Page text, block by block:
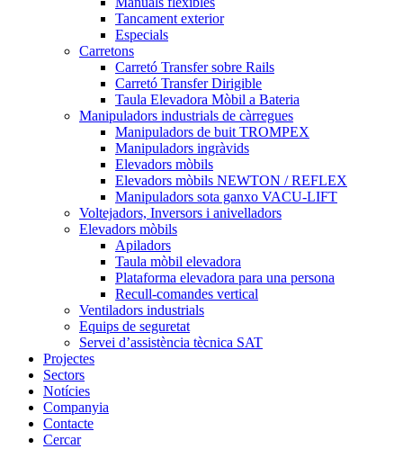
Tancament exterior
Especials
Carretons
Carretó Transfer sobre Rails
Carretó Transfer Dirigible
Taula Elevadora Mòbil a Bateria
Manipuladors industrials de càrregues
Manipuladors de buit TROMPEX
Manipuladors ingràvids
Elevadors mòbils
Elevadors mòbils NEWTON / REFLEX
Manipuladors sota ganxo VACU-LIFT
Voltejadors, Inversors i anivelladors
Elevadors mòbils
Apiladors
Taula mòbil elevadora
Plataforma elevadora para una persona
Recull-comandes vertical
Ventiladors industrials
Equips de seguretat
Servei d’assistència tècnica SAT
Projectes
Sectors
Notícies
Companyia
Contacte
Cercar